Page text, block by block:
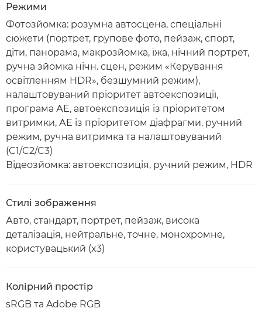
Режими
Фотозйомка: розумна автосцена, спеціальні
сюжети (портрет, групове фото, пейзаж, спорт,
діти, панорама, макрозйомка, їжа, нічний портрет,
ручна зйомка нічн. сцен, режим «Керування
освітленням HDR», безшумний режим),
налаштовуваний пріоритет автоекспозиції,
програма АЕ, автоекспозиція із пріоритетом
витримки, АЕ із пріоритетом діафрагми, ручний
режим, ручна витримка та налаштовуваний
(C1/C2/C3)
Відеозйомка: автоекспозиція, ручний режим, HDR
Стилі зображення
Авто, стандарт, портрет, пейзаж, висока
деталізація, нейтральне, точне, монохромне,
користувацький (x3)
Колірний простір
sRGB та Adobe RGB